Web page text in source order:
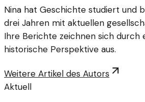
Nina hat Geschichte studiert und
drei Jahren mit aktuellen
Ihre Berichte zeichnen sich durch
historische Perspektive aus.
Weitere Artikel des Autors
Aktuell